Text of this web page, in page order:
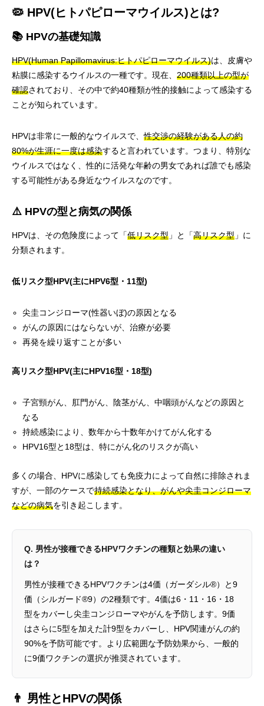
🦠 HPV(ヒトパピローマウイルス)とは?
📚 HPVの基礎知識
HPV(Human Papillomavirus:ヒトパピローマウイルス)は、皮膚や
粘膜に感染するウイルスの一種です。現在、 200種類以上の型が
確認されており、その中で約40種類が性的接触によって感染する
ことが知られています。
HPVは非常に一般的なウイルスで、性交渉の経験がある人の約
80%が生涯に一度は感染すると言われています。つまり、特別な
ウイルスではなく、性的に活発な年齢の男女であれば誰でも感染
する可能性がある身近なウイルスなのです。
⚠️ HPVの型と病気の関係
HPVは、その危険度によって「低リスク型 」と「高リスク型 」に
分類されます。
低リスク型HPV(主にHPV6型・11型)
尖圭コンジローマ(性器いぼ)の原因となる
がんの原因にはならないが、治療が必要
再発を繰り返すことが多い
高リスク型HPV(主にHPV16型・18型)
子宮頸がん、肛門がん、陰茎がん、中咽頭がんなどの原因と
なる
持続感染により、数年から十数年かけてがん化する
HPV16型と18型は、特にがん化のリスクが高い
多くの場合、HPVに感染しても免疫力によって自然に排除されま
すが、一部のケースで持続感染となり、がんや尖圭コンジローマ
などの病気を引き起こします。
Q. 男性が接種できるHPVワクチンの種類と効果の違い
は？
男性が接種できるHPVワクチンは4価（ガーダシル®）と9
価（シルガード®9）の2種類です。4価は6・11・16・18
型をカバーし尖圭コンジローマやがんを予防します。9価
はさらに5型を加えた計9型をカバーし、HPV関連がんの約
90%を予防可能です。より広範囲な予防効果から、一般的
に9価ワクチンの選択が推奨されています。
👨 男性とHPVの関係